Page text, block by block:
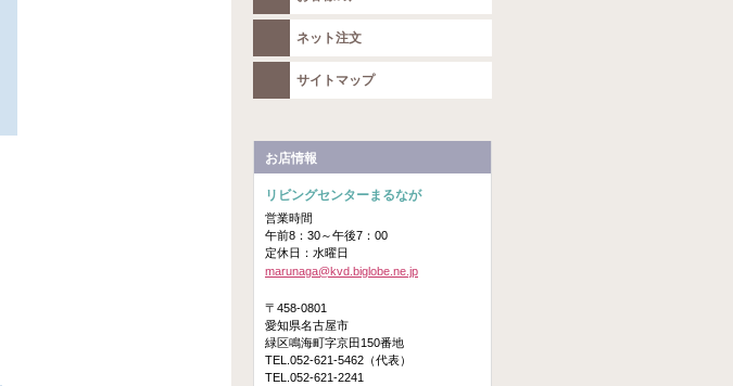
ネット注文
サイトマップ
お店情報
リビングセンターまるなが
営業時間
午前8：30～午後7：00
定休日：水曜日
marunaga@kvd.biglobe.ne.jp
〒458-0801
愛知県名古屋市
緑区鳴海町字京田150番地
TEL.052-621-5462（代表）
TEL.052-621-2241